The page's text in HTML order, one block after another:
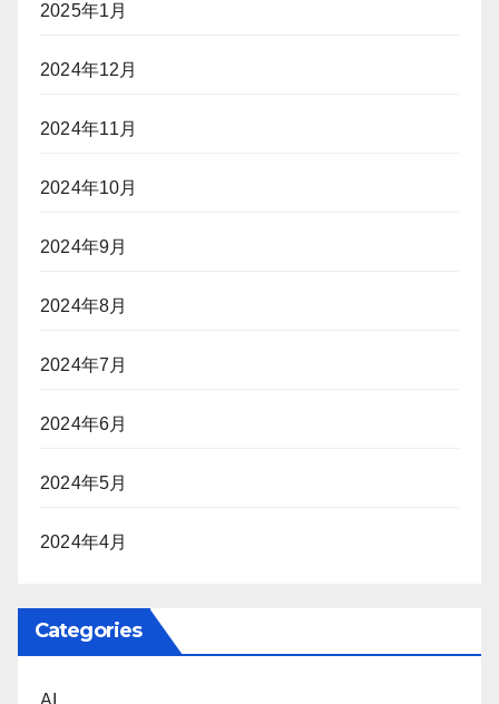
2025年1月
2024年12月
2024年11月
2024年10月
2024年9月
2024年8月
2024年7月
2024年6月
2024年5月
2024年4月
Categories